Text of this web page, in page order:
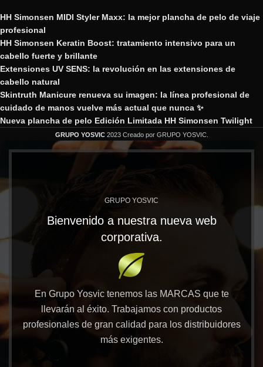
HH Simonsen MIDI Styler Maxx: la mejor plancha de pelo de viaje
profesional
HH Simonsen Keratin Boost: tratamiento intensivo para un
cabello fuerte y brillante
Extensiones UV SENS: la revolución en las extensiones de
cabello natural
Skintruth Manicure renueva su imagen: la línea profesional de
cuidado de manos vuelve más actual que nunca ✨
Nueva plancha de pelo Edición Limitada HH Simonsen Twilight
GRUPO YOSVIC 2023 Creado por GRUPO YOSVIC.
GRUPO YOSVIC
Bienvenido a nuestra nueva web
corporativa.
En Grupo Yosvic tenemos las MARCAS que te
llevarán al éxito. Trabajamos con productos
profesionales de gran calidad para los distribuidores
más exigentes.